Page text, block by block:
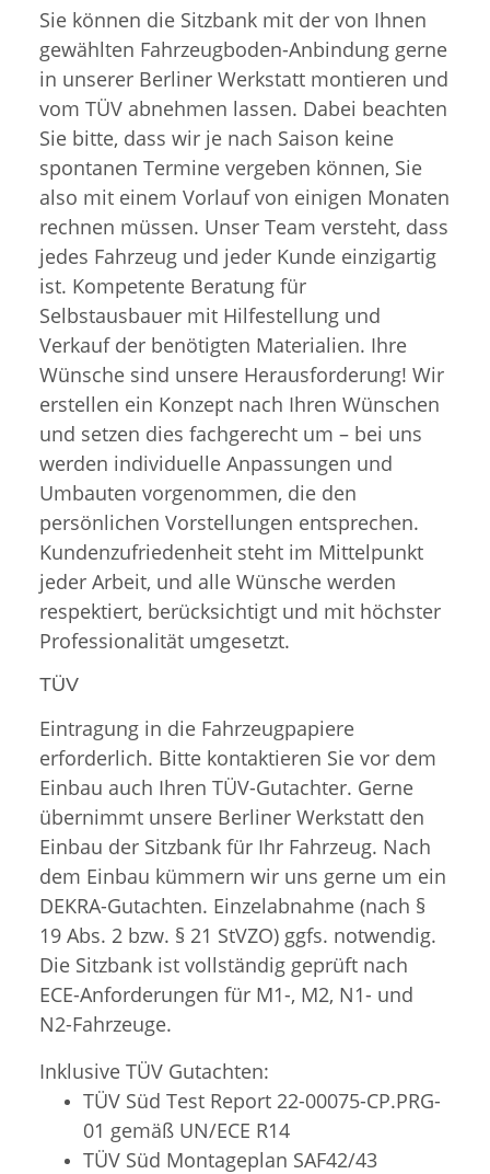
Sie können die Sitzbank mit der von Ihnen
gewählten Fahrzeugboden-Anbindung gerne
in unserer Berliner Werkstatt montieren und
vom TÜV abnehmen lassen. Dabei beachten
Sie bitte, dass wir je nach Saison keine
spontanen Termine vergeben können, Sie
also mit einem Vorlauf von einigen Monaten
rechnen müssen. Unser Team versteht, dass
jedes Fahrzeug und jeder Kunde einzigartig
ist. Kompetente Beratung für
Selbstausbauer mit Hilfestellung und
Verkauf der benötigten Materialien. Ihre
Wünsche sind unsere Herausforderung! Wir
erstellen ein Konzept nach Ihren Wünschen
und setzen dies fachgerecht um – bei uns
werden individuelle Anpassungen und
Umbauten vorgenommen, die den
persönlichen Vorstellungen entsprechen.
Kundenzufriedenheit steht im Mittelpunkt
jeder Arbeit, und alle Wünsche werden
respektiert, berücksichtigt und mit höchster
Professionalität umgesetzt.
TÜV
Eintragung in die Fahrzeugpapiere
erforderlich. Bitte kontaktieren Sie vor dem
Einbau auch Ihren TÜV-Gutachter. Gerne
übernimmt unsere Berliner Werkstatt den
Einbau der Sitzbank für Ihr Fahrzeug. Nach
dem Einbau kümmern wir uns gerne um ein
DEKRA-Gutachten. Einzelabnahme (nach §
19 Abs. 2 bzw. § 21 StVZO) ggfs. notwendig.
Die Sitzbank ist vollständig geprüft nach
ECE-Anforderungen für M1-, M2, N1- und
N2-Fahrzeuge.
Inklusive TÜV Gutachten:
TÜV Süd Test Report 22-00075-CP.PRG-
01 gemäß UN/ECE R14
TÜV Süd Montageplan SAF42/43